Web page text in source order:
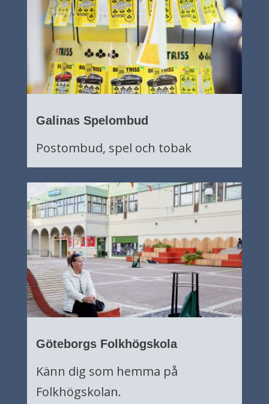
Galinas Spelombud
Postombud, spel och tobak
Göteborgs Folkhögskola
Känn dig som hemma på
Folkhögskolan.